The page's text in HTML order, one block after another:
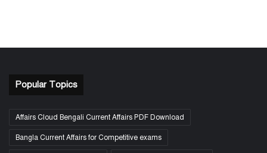
Popular Topics
Affairs Cloud Bengali Current Affairs PDF Download
Bangla Current Affairs for Competitive exams